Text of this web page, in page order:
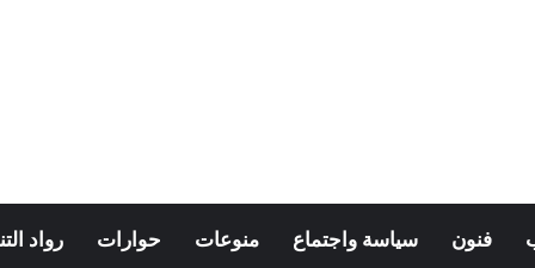
فنون سياسة واجتماع منوعات حوارات رواد